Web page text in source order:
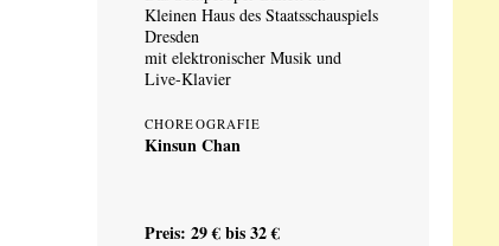
Kleinen Haus des Staatsschauspiels
Dresden
mit elektronischer Musik und
Live-Klavier
CHOREOGRAFIE
Kinsun Chan
Preis: 29 € bis 32 €